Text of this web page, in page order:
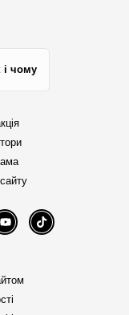
і чому
YouTube TikTok